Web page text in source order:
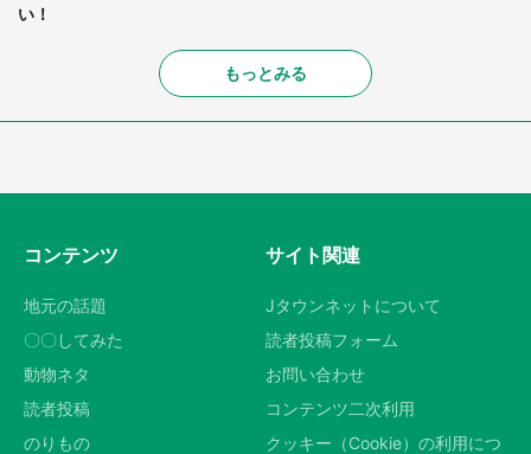
い！
もっとみる
コンテンツ
地元の話題
〇〇してみた
動物ネタ
読者投稿
のりもの
サイト関連
Jタウンネットについて
読者投稿フォーム
お問い合わせ
コンテンツ二次利用
クッキー（Cookie）の利用につ